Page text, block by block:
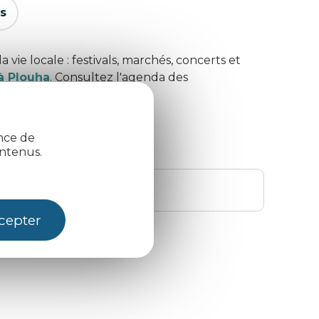
de
locale : festivals, marchés, concerts et
Plouha. Consultez l'agenda des